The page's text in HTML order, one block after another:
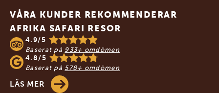
VÅRA KUNDER REKOMMENDERAR
AFRIKA SAFARI RESOR
4.9/5
Baserat på 933+ omdömen
4.8/5
Baserat på 578+ omdömen
LÄS MER